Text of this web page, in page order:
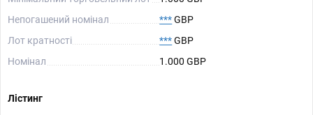
Непогашений номінал
***GBP
Лот кратності
***GBP
Номінал
1.000 GBP
Лістинг